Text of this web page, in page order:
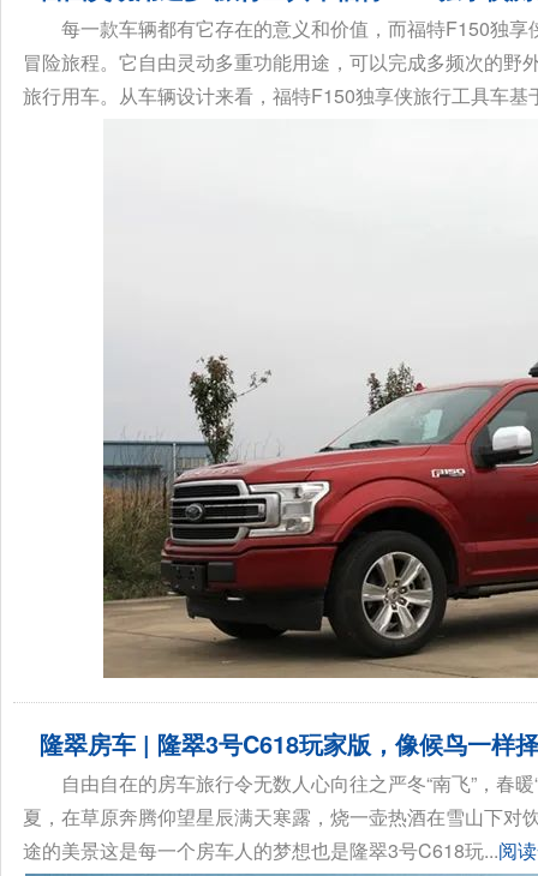
每一款车辆都有它存在的意义和价值，而福特F150独
冒险旅程。它自由灵动多重功能用途，可以完成多频次的
旅行用车。从车辆设计来看，福特F150独享侠旅行工具车基
隆翠房车 | 隆翠3号C618玩家版，像候鸟一样
自由自在的房车旅行令无数人心向往之严冬“南飞”，春
夏，在草原奔腾仰望星辰满天寒露，烧一壶热酒在雪山下
途的美景这是每一个房车人的梦想也是隆翠3号C618玩...阅